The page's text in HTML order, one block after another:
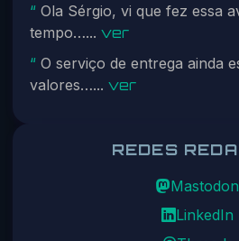
“Ola Sérgio, vi que fez essa
tempo…... ver
“O serviço de entrega ainda
valores…... ver
REDES
Mastodon
LinkedIn